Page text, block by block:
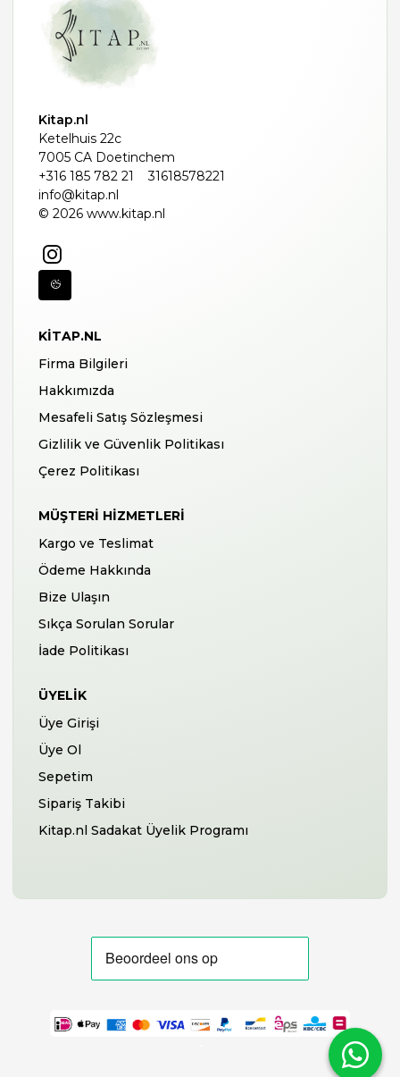
Kitap.nl
Ketelhuis 22c
7005 CA Doetinchem
+316 185 782 21
31618578221
info@kitap.nl
© 2026 www.kitap.nl
KITAP.NL
Firma Bilgileri
Hakkımızda
Mesafeli Satış Sözleşmesi
Gizlilik ve Güvenlik Politikası
Çerez Politikası
MÜŞTERI HIZMETLERI
Kargo ve Teslimat
Ödeme Hakkında
Bize Ulaşın
Sıkça Sorulan Sorular
İade Politikası
ÜYELIK
Üye Girişi
Üye Ol
Sepetim
Sipariş Takibi
Kitap.nl Sadakat Üyelik Programı